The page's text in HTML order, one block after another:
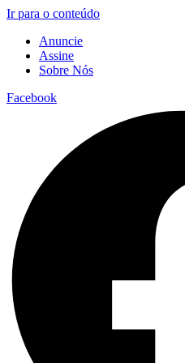
Ir para o conteúdo
Anuncie
Assine
Sobre Nós
Facebook